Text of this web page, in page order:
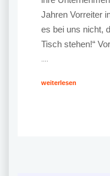
Jahren Vorreiter
es bei uns nicht,
Tisch stehen!“
weiterlesen